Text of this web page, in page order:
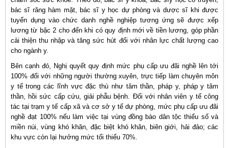
bác sĩ răng hàm mặt, bác sĩ y học dự phòng và dược sĩ khi được
tuyển dụng vào chức danh nghề nghiệp tương ứng sẽ được xếp
lương từ bậc 2 cho đến khi có quy định mới về tiền lương, góp phần
cải thiện thu nhập và tăng sức hút đối với nhân lực chất lượng cao
cho ngành y.
Bên cạnh đó, Nghị quyết quy định mức phụ cấp ưu đãi nghề lên tới
100% đối với những người thường xuyên, trực tiếp làm chuyên môn
y tế trong các lĩnh vực đặc thù như tâm thần, pháp y, pháp y tâm
thần, hồi sức cấp cứu, giải phẫu bệnh. Đối với nhân viên y tế công
tác tại trạm y tế cấp xã và cơ sở y tế dự phòng, mức phụ cấp ưu đãi
nghề đạt 100% nếu làm việc tại vùng đồng bào dân tộc thiểu số và
miền núi, vùng khó khăn, đặc biệt khó khăn, biên giới, hải đảo; các
khu vực còn lại hưởng mức tối thiểu 70%.